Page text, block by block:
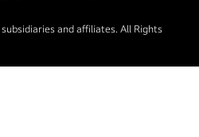
and affiliates. All Rights